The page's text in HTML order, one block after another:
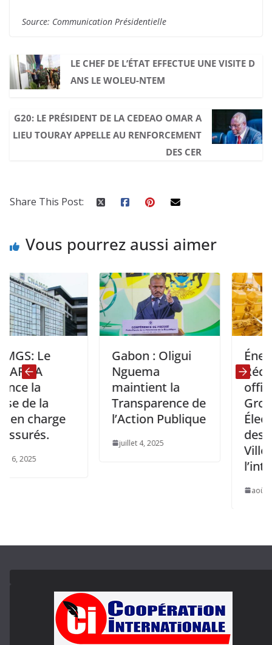
Source: Communication Présidentielle
LE CHEF DE L’ÉTAT EFFECTUE UNE VISITE D
ANS LE WOLEU-NTEM
G20: LE PRÉSIDENT DE LA CEDEAO OMAR A
LIEU TOURAY APPELLE AU RENFORCEMENT
DES CER
Share This Post:
Vous pourrez aussi aimer
Gabon : Oligui
Nguema
maintient la
Transparence de
l’Action Publique
juillet 4, 2025
Énergie :
Réception
officielle de
Groupes
destinés
Villes de
l’intérieur
août 7, 2025